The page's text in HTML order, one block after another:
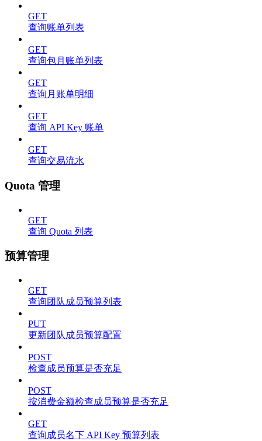
GET
查询账单列表
GET
查询包月账单列表
GET
查询月账单明细
GET
查询 API Key 账单
GET
查询交易流水
Quota 管理
GET
查询 Quota 列表
预算管理
GET
查询团队成员预算列表
PUT
更新团队成员预算配置
POST
检查成员预算是否充足
POST
按消费金额检查成员预算是否充足
GET
查询成员名下 API Key 预算列表